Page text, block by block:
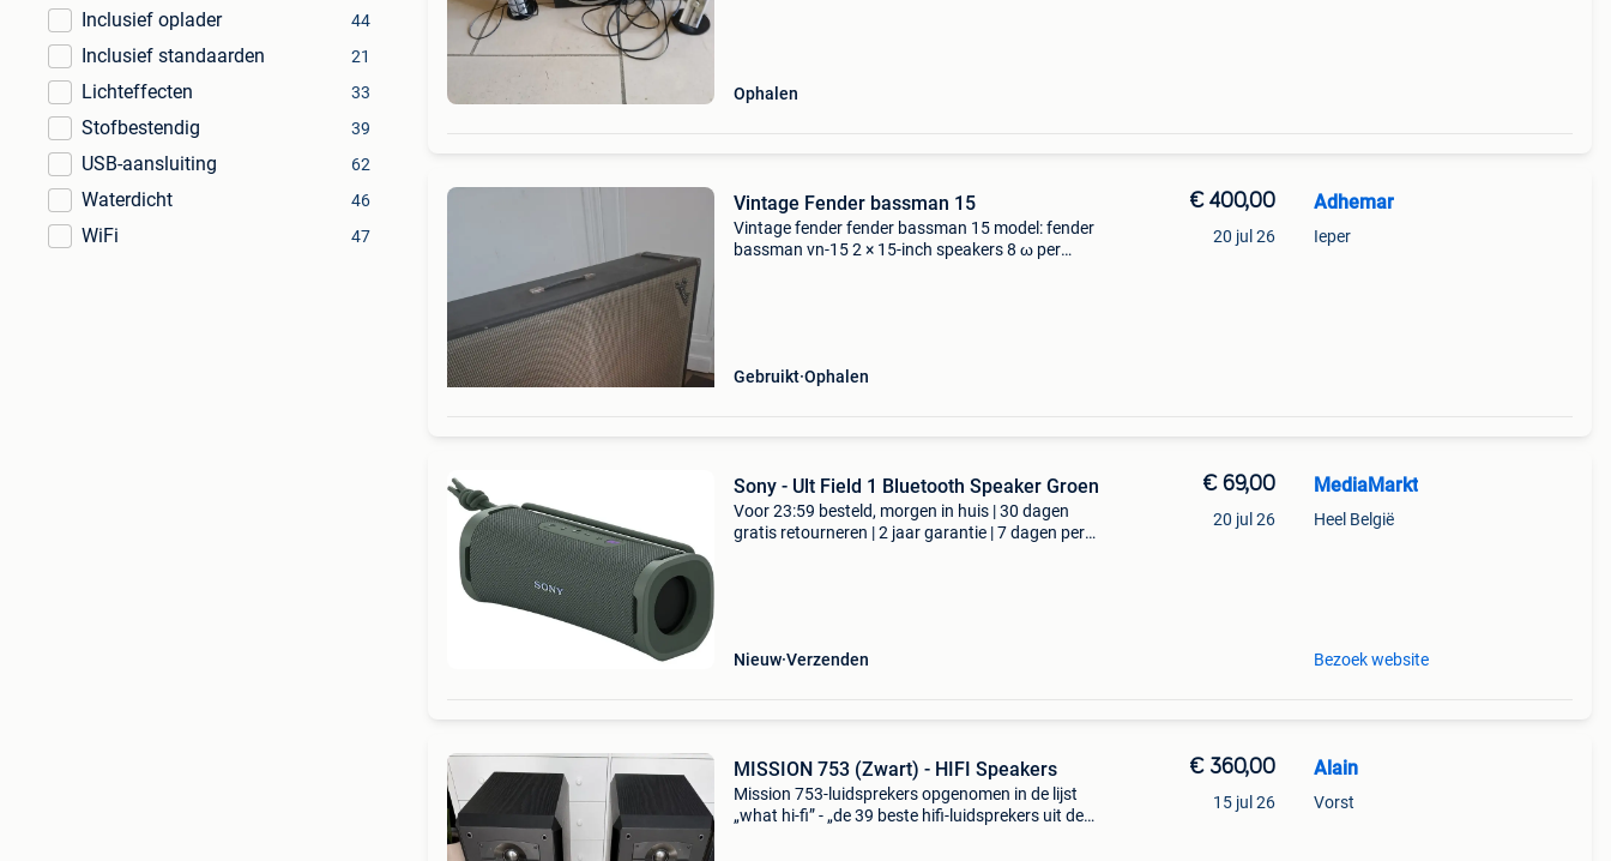
Inclusief oplader 44
Inclusief standaarden 21
Lichteffecten 33
Stofbestendig 39
USB-aansluiting 62
Waterdicht 46
WiFi 47
Ophalen
Vintage Fender bassman 15
Vintage fender fender bassman 15 model: fender
bassman vn-15 2 × 15-inch speakers 8 ω per
Gebruikt Ophalen
€ 400,00
20 jul 26
Adhemar
Ieper
Sony - Ult Field 1 Bluetooth Speaker Groen
Voor 23:59 besteld, morgen in huis | 30 dagen
gratis retourneren | 2 jaar garantie | 7 dagen per
Nieuw Verzenden
€ 69,00
20 jul 26
MediaMarkt
Heel België
Bezoek website
MISSION 753 (Zwart) - HIFI Speakers
Mission 753-luidsprekers opgenomen in de lijst
„what hi-fi” - „de 39 beste hifi-luidsprekers uit de
€ 360,00
15 jul 26
Alain
Vorst